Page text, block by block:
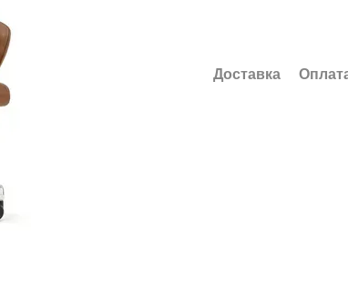
Доставка